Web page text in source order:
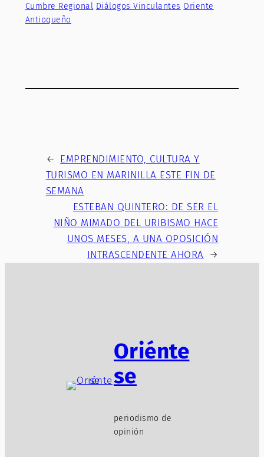
Cumbre Regional Diálogos Vinculantes Oriente
Antioqueño
← EMPRENDIMIENTO, CULTURA Y
TURISMO EN MARINILLA ESTE FIN DE
SEMANA
ESTEBAN QUINTERO: DE SER EL
NIÑO MIMADO DEL URIBISMO HACE
UNOS MESES, A UNA OPOSICIÓN
INTRASCENDENTE AHORA →
Oriénte
se
periodismo de
opinión